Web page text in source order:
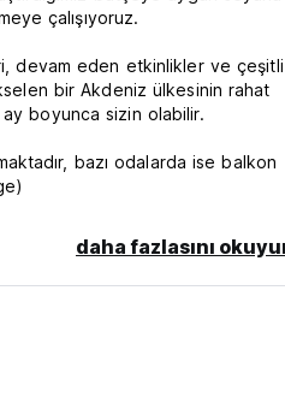
çalışıyoruz.
devam eden etkinlikler ve çeşitli
bir Akdeniz ülkesinin rahat
boyunca sizin olabilir.
bazı odalarda ise balkon
daha fazlasını